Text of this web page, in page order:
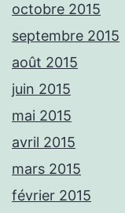
octobre 2015
septembre 2015
août 2015
juin 2015
mai 2015
avril 2015
mars 2015
février 2015